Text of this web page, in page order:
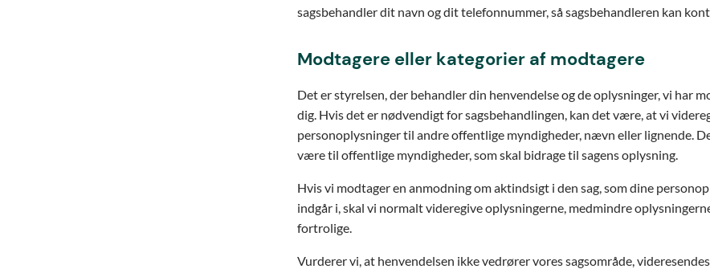
sagsbehandler dit navn og dit telefonnummer, så sagsbehandleren kan
Modtagere eller kategorier af modtagere
Det er styrelsen, der behandler din henvendelse og de oplysninger, vi har
dig. Hvis det er nødvendigt for sagsbehandlingen, kan det være, at vi
personoplysninger til andre offentlige myndigheder, nævn eller lignende.
være til offentlige myndigheder, som skal bidrage til sagens oplysning.
Hvis vi modtager en anmodning om aktindsigt i den sag, som dine
indgår i, skal vi normalt videregive oplysningerne, medmindre
fortrolige.
Vurderer vi, at henvendelsen ikke vedrører vores sagsområde, videresendes